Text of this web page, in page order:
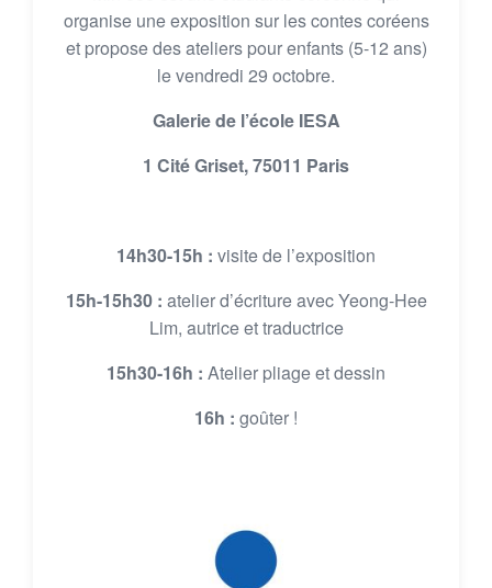
organise une exposition sur les contes coréens
et propose des ateliers pour enfants (5-12 ans)
le vendredi 29 octobre.
Galerie de l’école IESA
1 Cité Griset, 75011 Paris
14h30-15h : visite de l’exposition
15h-15h30 : atelier d’écriture avec Yeong-Hee
Lim, autrice et traductrice
15h30-16h : Atelier pliage et dessin
16h : goûter !